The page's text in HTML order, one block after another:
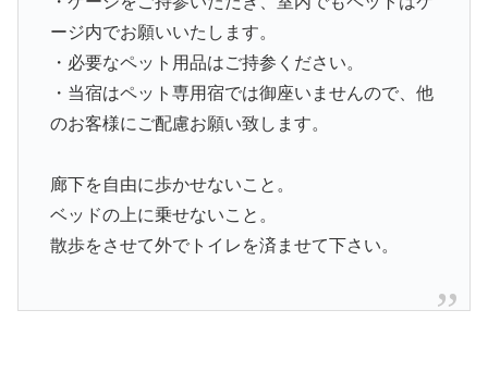
ージ内でお願いいたします。
・必要なペット用品はご持参ください。
・当宿はペット専用宿では御座いませんので、他
のお客様にご配慮お願い致します。
廊下を自由に歩かせないこと。
ベッドの上に乗せないこと。
散歩をさせて外でトイレを済ませて下さい。